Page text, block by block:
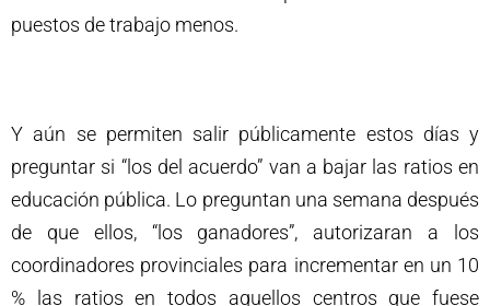
puestos de trabajo menos.
Y aún se permiten salir públicamente estos días y
preguntar si “los del acuerdo” van a bajar las ratios en
educación pública. Lo preguntan una semana después
de que ellos, “los ganadores”, autorizaran a los
coordinadores provinciales para incrementar en un 10
% las ratios en todos aquellos centros que fuese